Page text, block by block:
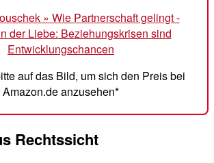
auf das Bild, um sich den Preis bei
Amazon.de anzusehen*
Rechtssicht